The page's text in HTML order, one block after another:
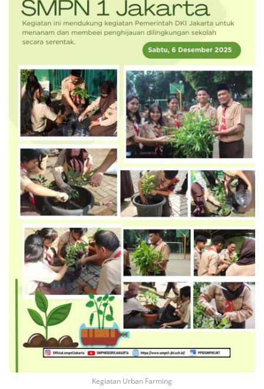
Kegiatan Urban Farming